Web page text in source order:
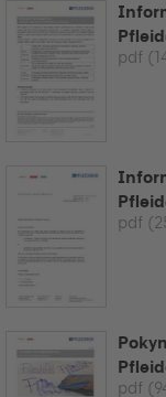
pdf
pdf
pdf